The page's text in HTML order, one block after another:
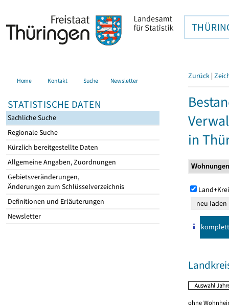
Home Kontakt Suche Newsletter
STATISTISCHE DATEN
Sachliche Suche
Regionale Suche
Kürzlich bereitgestellte Daten
Allgemeine Angaben, Zuordnungen
Gebietsveränderungen,
Änderungen zum Schlüsselverzeichnis
Definitionen und Erläuterungen
Newsletter
Zurück |
in
komplett
ohne